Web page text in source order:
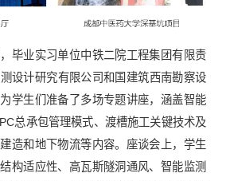
毕业实习单位中铁二院工程集团有限责
设计研究有限公司和国建筑西南勘察设
学生们准备了多场专题讲座，涵盖智能
总承包管理模式、渡槽施工关键技术及
造和地下物流等内容。座谈会上，学生
构适应性、高瓦斯隧洞通风、智能监测